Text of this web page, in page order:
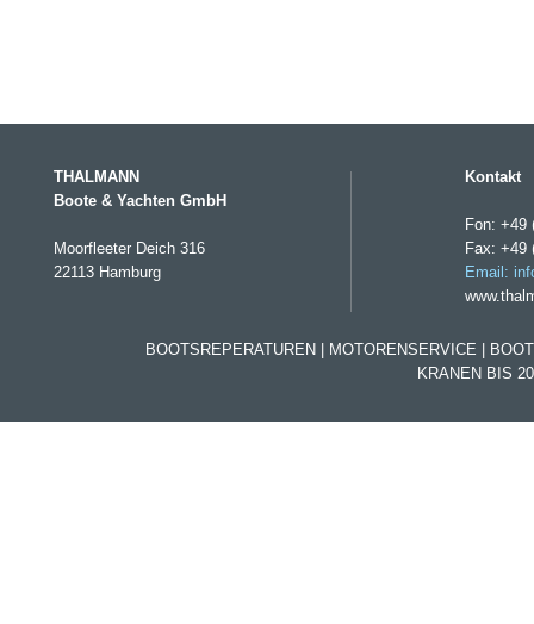
THALMANN
Boote & Yachten GmbH
Moorfleeter Deich 316
22113 Hamburg
Kontakt
Fon: +49
Fax: +49
Email:
BOOTSREPERATUREN | MOTORENSERVICE |
KRANEN BIS